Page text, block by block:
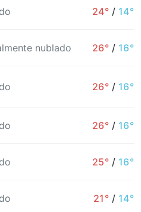
24° / 14°
nublado 26° / 16°
26° / 16°
26° / 16°
25° / 16°
21° / 14°